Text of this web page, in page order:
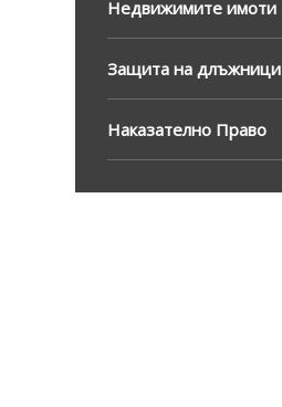
Недвижимите имоти
Защита на длъжници
Наказателно Право